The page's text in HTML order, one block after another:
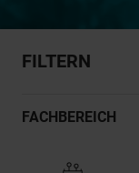
FILTERN
FACHBEREICH